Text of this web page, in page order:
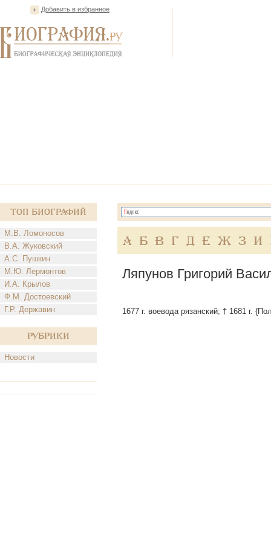
Добавить в избранное
Топ Биографий
М.В. Ломоносов
В.А. Жуковский
А.С. Пушкин
М.Ю. Лермонтов
И.А. Крылов
Ф.М. Достоевский
Г.Р. Державин
Рубрики
Новости
А Б В Г Д Е Ж З И
Ляпунов Григорий
1677 г. воевода рязанский; † 1681 г.